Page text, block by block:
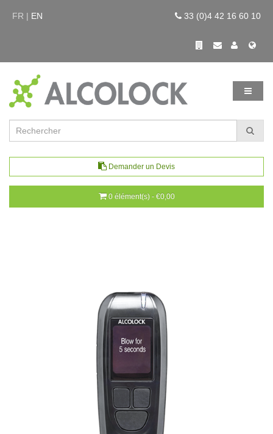
FR | EN 33 (0)4 42 16 60 10
Demander un Devis
0 élément(s) - €0,00